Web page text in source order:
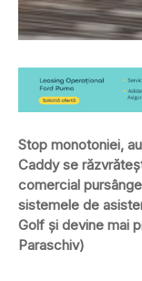
Stop monotoniei,
Caddy se
comercial
sistemele de
Golf și devine mai
Paraschiv)